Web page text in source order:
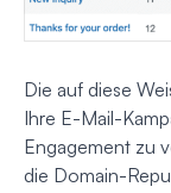
Die auf diese
Ihre E-Mail-
Engagement zu
die Domain-